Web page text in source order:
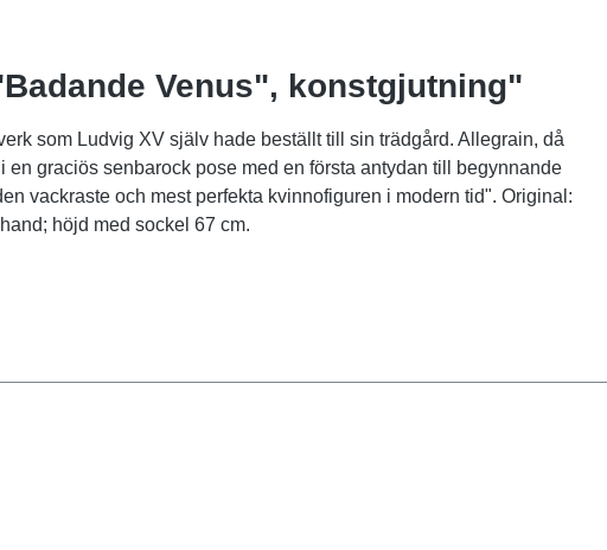
Venus", konstgjutning"
som Ludvig XV själv hade beställt till sin trädgård. Allegrain, då
graciös senbarock pose med en första antydan till begynnande
vackraste och mest perfekta kvinnofiguren i modern tid". Original:
höjd med sockel 67 cm.